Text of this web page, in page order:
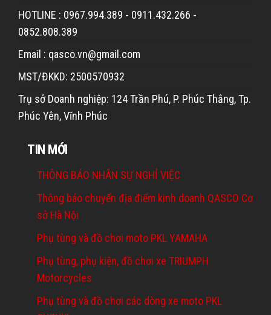
HOTLINE : 0967.994.389 - 0911.432.266 -
0852.808.389
Email : qasco.vn@gmail.com
MST/ĐKKD: 2500570932
Trụ sở Doanh nghiệp: 124 Trần Phú, P. Phúc Thắng, Tp.
Phúc Yên, Vĩnh Phúc
TIN MỚI
THÔNG BÁO NHÂN SỰ NGHỈ VIỆC
Thông báo chuyển địa điểm kinh doanh QASCO Cơ
sở Hà Nội
Phụ tùng và đồ chơi moto PKL YAMAHA
Phụ tùng, phụ kiện, đồ chơi xe TRIUMPH
Motorcycles
Phụ tùng và đồ chơi các dòng xe moto PKL